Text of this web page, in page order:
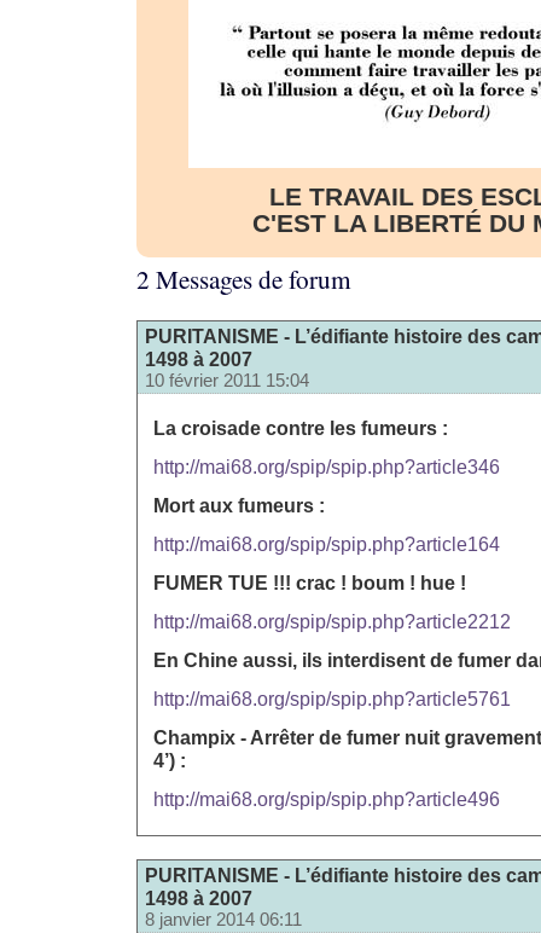
LE TRAVAIL DES
C'EST LA LIBERTÉ DU
2 Messages de forum
PURITANISME - L’édifiante histoire des
1498 à 2007
10 février 2011 15:04
La croisade contre les fumeurs :
http://mai68.org/spip/spip.php?article346
Mort aux fumeurs :
http://mai68.org/spip/spip.php?article164
FUMER TUE !!! crac ! boum ! hue !
http://mai68.org/spip/spip.php?article2212
En Chine aussi, ils interdisent de fumer
http://mai68.org/spip/spip.php?article5761
Champix - Arrêter de fumer nuit
4’) :
http://mai68.org/spip/spip.php?article496
PURITANISME - L’édifiante histoire des
1498 à 2007
8 janvier 2014 06:11